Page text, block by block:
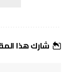
شارك هذا